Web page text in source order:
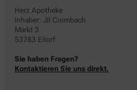
Herz Apotheke
Inhaber: Jil Crombach
Markt 3
53783 Eitorf
Sie haben Fragen?
Kontaktieren Sie uns direkt.